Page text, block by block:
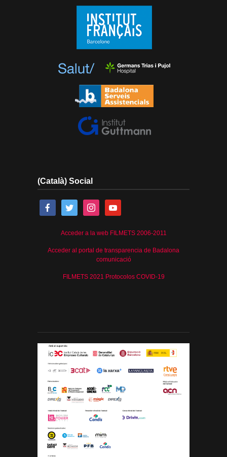
(Català) Social
Acceder a la web FILMETS 2006-2011
Acceder al portal de transparencia de Badalona
comunicació
FILMETS 2021 Protocolos COVID-19